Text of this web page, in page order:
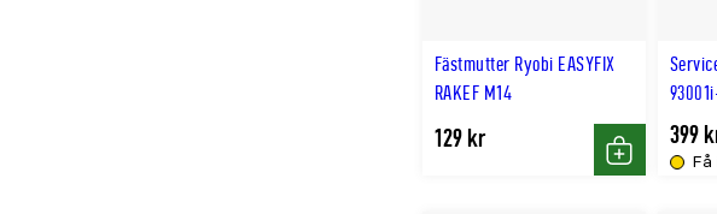
Fästmutter Ryobi EASYFIX
RAKEF M14
129 kr
Köp Få
399